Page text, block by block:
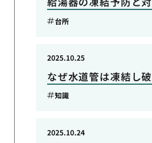
台所
なぜ水道管は凍結し
2025.10.25
知識
2025.10.24